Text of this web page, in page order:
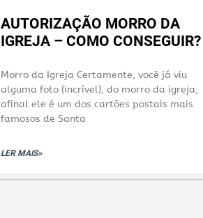
AUTORIZAÇÃO MORRO DA
IGREJA – COMO CONSEGUIR?
Morro da Igreja Certamente, você já viu
alguma foto (incrível), do morro da igreja,
afinal ele é um dos cartões postais mais
famosos de Santa
LER MAIS»